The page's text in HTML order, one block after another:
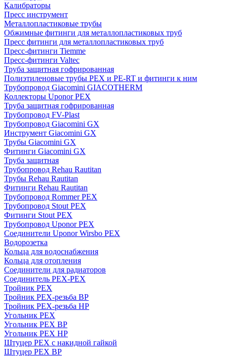
Калибраторы
Пресс инструмент
Металлопластиковые трубы
Обжимные фитинги для металлопластиковых труб
Пресс фитинги для металлопластиковых труб
Пресс-фитинги Tiemme
Пресс-фитинги Valtec
Труба защитная гофрированная
Полиэтиленовые трубы PEX и PE-RT и фитинги к ним
Трубопровод Giacomini GIACOTHERM
Коллекторы Uponor PEX
Труба защитная гофрированная
Трубопровод FV-Plast
Трубопровод Giacomini GX
Инструмент Giacomini GX
Трубы Giacomini GX
Фитинги Giacomini GX
Труба защитная
Трубопровод Rehau Rautitan
Трубы Rehau Rautitan
Фитинги Rehau Rautitan
Трубопровод Rommer PEX
Трубопровод Stout PEX
Фитинги Stout PEX
Трубопровод Uponor PEX
Соединители Uponor Wirsbo PEX
Водорозетка
Кольца для водоснабжения
Кольца для отопления
Соединители для радиаторов
Соединитель PEX-PEX
Тройник PEX
Тройник PEX-резьба ВР
Тройник PEX-резьба НР
Угольник PEX
Угольник PEX ВР
Угольник PEX НР
Штуцер PEX c накидной гайкой
Штуцер PEX ВР